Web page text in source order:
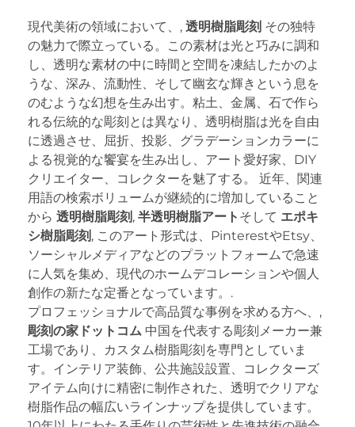
現代美術の領域において、, 透明樹脂彫刻 その独特
の魅力で際立っている。この素材は光と巧みに調和
し、透明な素材の中に時間と空間を凍結したかのよ
うな、深み、流動性、そして幽玄な輝きという息を
のむような幻想を生み出す。粘土、金属、石で作ら
れる伝統的な彫刻とは異なり、透明樹脂は光を自由
に透過させ、屈折、投影、グラデーションカラーに
よる視覚的な饗宴を生み出し、アート愛好家、DIY
クリエイター、コレクターを魅了する。 近年、関連
用語の検索ボリュームが継続的に増加していること
から 透明樹脂彫刻 , 半透明樹脂アート そして エポキ
シ樹脂彫刻 , このアート形式は、PinterestやEtsy、
ソーシャルメディアなどのプラットフォームで急速
に人気を集め、現代のホームデコレーションや個人
創作の新たな定番となっています。.
プロフェッショナルで高品質な事例を求める方へ、,
彫刻の家ドットコム 中国を代表する彫刻メーカー兼
工場であり、カスタム樹脂彫刻を専門としていま
す。インテリア装飾、公共施設設置、コレクターズ
アイテム向けに精密に制作された、透明でクリアな
樹脂作品の幅広いラインナップを提供しています。